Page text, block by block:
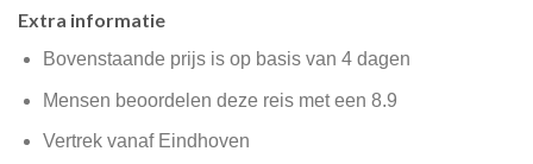
Extra informatie
Bovenstaande prijs is op basis van 4 dagen
Mensen beoordelen deze reis met een 8.9
Vertrek vanaf Eindhoven